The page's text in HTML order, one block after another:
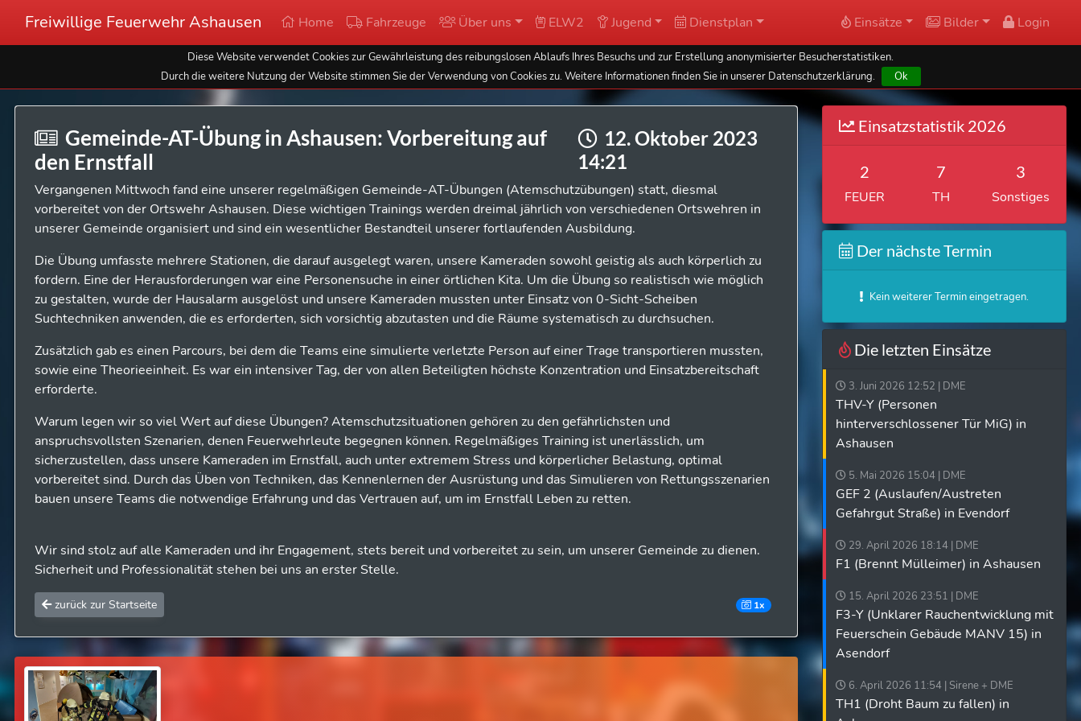
Freiwillige Feuerwehr Ashausen Home Fahrzeuge Über uns ELW2 Jugend Dienstplan Einsätze Bilder Login
Diese Website verwendet Cookies zur Gewährleistung des reibungslosen Ablaufs Ihres Besuchs und zur Erstellung anonymisierter Besucherstatistiken.
Durch die weitere Nutzung der Website stimmen Sie der Verwendung von Cookies zu. Weitere Informationen finden Sie in unserer Datenschutzerklärung.
Ok
Gemeinde-AT-Übung in Ashausen: Vorbereitung auf
den Ernstfall
12. Oktober 2023
14:21
Vergangenen Mittwoch fand eine unserer regelmäßigen Gemeinde-AT-Übungen (Atemschutzübungen) statt, diesmal
vorbereitet von der Ortswehr Ashausen. Diese wichtigen Trainings werden dreimal jährlich von verschiedenen Ortswehren in
unserer Gemeinde organisiert und sind ein wesentlicher Bestandteil unserer fortlaufenden Ausbildung.
Die Übung umfasste mehrere Stationen, die darauf ausgelegt waren, unsere Kameraden sowohl geistig als auch körperlich zu
fordern. Eine der Herausforderungen war eine Personensuche in einer örtlichen Kita. Um die Übung so realistisch wie möglich
zu gestalten, wurde der Hausalarm ausgelöst und unsere Kameraden mussten unter Einsatz von 0-Sicht-Scheiben
Suchtechniken anwenden, die es erforderten, sich vorsichtig abzutasten und die Räume systematisch zu durchsuchen.
Zusätzlich gab es einen Parcours, bei dem die Teams eine simulierte verletzte Person auf einer Trage transportieren mussten,
sowie eine Theorieeinheit. Es war ein intensiver Tag, der von allen Beteiligten höchste Konzentration und Einsatzbereitschaft
erforderte.
Warum legen wir so viel Wert auf diese Übungen? Atemschutzsituationen gehören zu den gefährlichsten und
anspruchsvollsten Szenarien, denen Feuerwehrleute begegnen können. Regelmäßiges Training ist unerlässlich, um
sicherzustellen, dass unsere Kameraden im Ernstfall, auch unter extremem Stress und körperlicher Belastung, optimal
vorbereitet sind. Durch das Üben von Techniken, das Kennenlernen der Ausrüstung und das Simulieren von Rettungsszenarien
bauen unsere Teams die notwendige Erfahrung und das Vertrauen auf, um im Ernstfall Leben zu retten.
Wir sind stolz auf alle Kameraden und ihr Engagement, stets bereit und vorbereitet zu sein, um unserer Gemeinde zu dienen.
Sicherheit und Professionalität stehen bei uns an erster Stelle.
zurück zur Startseite 1x
Einsatzstatistik 2026
2
FEUER
7
TH
3
Sonstiges
Der nächste Termin
Kein weiterer Termin eingetragen.
Die letzten Einsätze
3. Juni 2026 12:52 | DME
THV-Y (Personen
hinterverschlossener Tür MiG) in
Ashausen
5. Mai 2026 15:04 | DME
GEF 2 (Auslaufen/Austreten
Gefahrgut Straße) in Evendorf
29. April 2026 18:14 | DME
F1 (Brennt Mülleimer) in Ashausen
15. April 2026 23:51 | DME
F3-Y (Unklarer Rauchentwicklung mit
Feuerschein Gebäude MANV 15) in
Asendorf
6. April 2026 11:54 | Sirene + DME
TH1 (Droht Baum zu fallen) in